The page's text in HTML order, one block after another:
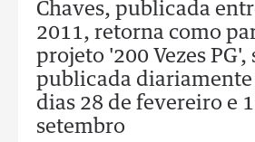
Chaves, publicada
2011, retorna como
projeto '200 Vezes PG',
publicada diariamente
dias 28 de fevereiro e
setembro